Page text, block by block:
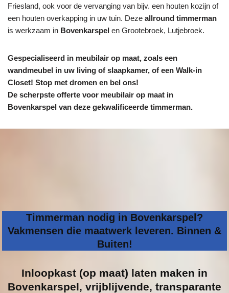
Friesland, ook voor de vervanging van bijv. een houten kozijn of
een houten overkapping in uw tuin. Deze allround timmerman
is werkzaam in Bovenkarspel en Grootebroek, Lutjebroek.
Gespecialiseerd in meubilair op maat, zoals een
wandmeubel in uw living of slaapkamer, of een Walk-in
Closet! Stop met dromen en bel ons!
De scherpste offerte voor meubilair op maat in
Bovenkarspel van deze gekwalificeerde timmerman.
Timmerman nodig in Bovenkarspel?
Vakmensen die maatwerk leveren. Binnen &
Buiten!
Inloopkast (op maat) laten maken in
Bovenkarspel, vrijblijvende, transparante